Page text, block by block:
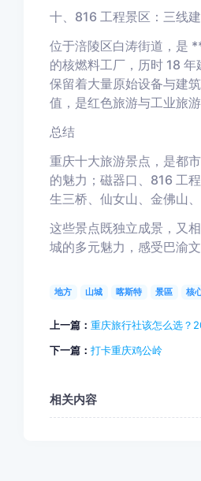
十、816 工程景区：三线
位于涪陵区白涛街道，是
的核燃料工厂，历时 18
保留着大量原始设备与建
值，是红色旅游与工业旅游
总结
重庆十大旅游景点，是都
的魅力；磁器口、816 工
生三桥、仙女山、金佛山
这些景点既独立成景，又
城的多元魅力，感受巴渝
地方 山城 喀斯特 景區 核
上一篇： 重庆旅行社该怎么选？
下一篇： 打卡重庆鸡公岭
相关内容